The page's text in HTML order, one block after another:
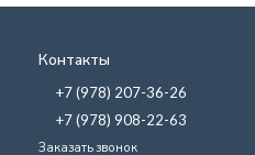
Контакты
+7 (978) 207-36-26
+7 (978) 908-22-63
Заказать звонок